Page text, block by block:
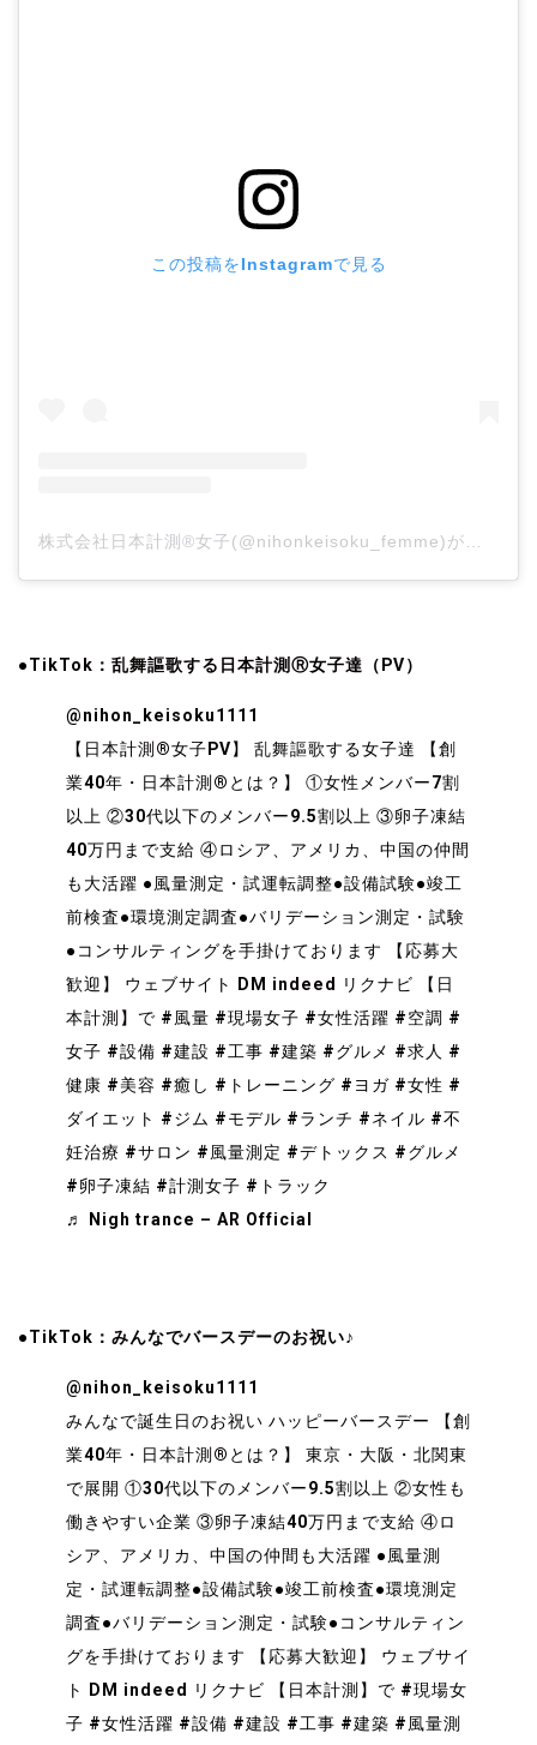
この投稿をInstagramで見る
●TikTok：乱舞謳歌する日本計測Ⓡ女子達（PV）
@nihon_keisoku1111
【日本計測®︎女子PV】 乱舞謳歌する女子達
【創
業40年・日本計測®︎とは？】 ①女性メンバー7割
以上 ②30代以下のメンバー9.5割以上 ③卵子凍結
40万円まで支給 ④ロシア 、アメリカ 、中国の仲間
も大活躍 ●風量測定・試運転調整●設備試験●竣工
前検査●環境測定調査●バリデーション測定・試験
●コンサルティングを手掛けております
【応募大
歓迎】 ウェブサイト DM indeed リクナビ 【日
本計測】で #風量 #現場女子 #女性活躍 #空調 #
女子 #設備 #建設 #工事 #建築 #グルメ #求人 #
健康 #美容 #癒し #トレーニング #ヨガ #女性 #
ダイエット #ジム #モデル #ランチ #ネイル #不
妊治療 #サロン #風量測定 #デトックス #グルメ
#卵子凍結 #計測女子 #トラック
♬ Nigh trance – AR Official
●TikTok：みんなでバースデーのお祝い♪
@nihon_keisoku1111
みんなで誕生日のお祝い ハッピーバースデー
【創
業40年・日本計測®︎とは？】 東京・大阪・北関東
で展開 ①30代以下のメンバー9.5割以上 ②女性も
働きやすい企業 ③卵子凍結40万円まで支給 ④ロ
シア
、アメリカ 、中国の仲間も大活躍 ●風量測
定・試運転調整●設備試験●竣工前検査●環境測定
調査●バリデーション測定・試験●コンサルティン
グを手掛けております
【応募大歓迎】 ウェブサイ
ト DM indeed リクナビ 【日本計測】で #現場女
子 #女性活躍 #設備 #建設 #工事 #建築 #風量測